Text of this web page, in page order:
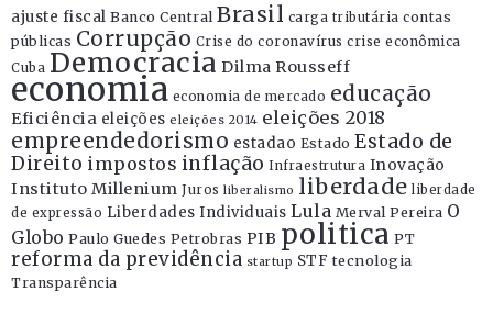
ajuste fiscal Banco Central Brasil carga tributária contas
públicas Corrupção Crise do coronavírus crise econômica
Cuba Democracia Dilma Rousseff
economia economia de mercado educação
Eficiência eleições eleições 2014 eleições 2018
empreendedorismo estadao Estado Estado de
Direito impostos inflação Infraestrutura Inovação
Instituto Millenium Juros liberalismo liberdade liberdade
de expressão Liberdades Individuais Lula Merval Pereira O
Globo Paulo Guedes Petrobras PIB politica PT
reforma da previdência startup STF tecnologia
Transparência